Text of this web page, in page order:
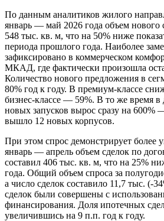
По данным аналитиков жилого
январь — май 2026 года объем нового
548 тыс. кв. м, что на 50% ниже
периода прошлого года. Наиболее
зафиксировано в коммерческом
МКАД, где фактически произошла
Количество нового предложения в
80% год к году. В премиум-классе
бизнес-классе — 59%. В то же время в
новых запусков вырос сразу на 600%
вышло 12 новых корпусов.
При этом спрос демонстрирует более
январь — апрель объем сделок по
составил 406 тыс. кв. м, что на 25%
года. Общий объем спроса за
а число сделок составило 11,7 тыс. (-
сделок были совершены с
финансирования. Доля ипотечных
увеличившись на 9 п.п. год к году.